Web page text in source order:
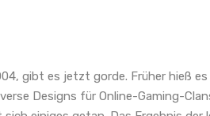
gibt es jetzt gorde. Früher hieß
Designs für Online-Gaming-